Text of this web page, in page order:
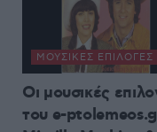
ΜΟΥΣΙΚΈΣ ΕΠΙΛΟΓΈΣ
Οι μουσικές
του e-